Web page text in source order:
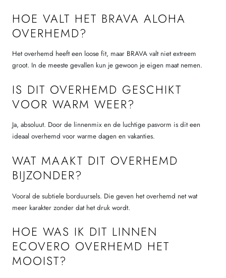
HOE VALT HET BRAVA ALOHA
OVERHEMD?
Het overhemd heeft een loose fit, maar BRAVA valt niet extreem
groot. In de meeste gevallen kun je gewoon je eigen maat nemen.
IS DIT OVERHEMD GESCHIKT
VOOR WARM WEER?
Ja, absoluut. Door de linnenmix en de luchtige pasvorm is dit een
ideaal overhemd voor warme dagen en vakanties.
WAT MAAKT DIT OVERHEMD
BIJZONDER?
Vooral de subtiele borduursels. Die geven het overhemd net wat
meer karakter zonder dat het druk wordt.
HOE WAS IK DIT LINNEN
ECOVERO OVERHEMD HET
MOOIST?